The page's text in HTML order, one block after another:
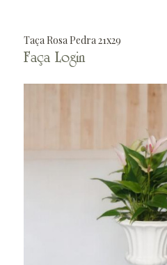
Taça Rosa Pedra 21x29
Faça Login